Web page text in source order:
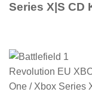
Series X|S CD